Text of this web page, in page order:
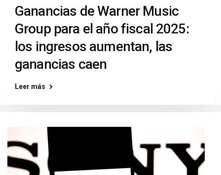
Ganancias de Warner Music
Group para el año fiscal 2025:
los ingresos aumentan, las
ganancias caen
Leer más